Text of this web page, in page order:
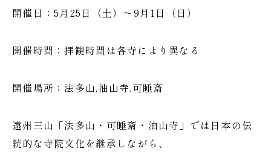
開催日：5月25日（土）～9月1日（日）
開催時間：拝観時間は各寺により異なる
開催場所：法多山,油山寺,可睡斎
遠州三山「法多山・可睡斎・油山寺」では日本の伝
統的な寺院文化を継承しながら、